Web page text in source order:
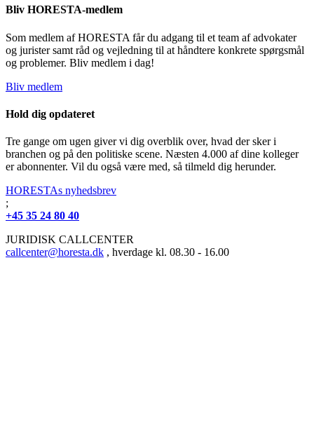
Bliv HORESTA-medlem
Som medlem af HORESTA får du adgang til et team af advokater
og jurister samt råd og vejledning til at håndtere konkrete spørgsmål
og problemer. Bliv medlem i dag!
Bliv medlem
Hold dig opdateret
Tre gange om ugen giver vi dig overblik over, hvad der sker i
branchen og på den politiske scene. Næsten 4.000 af dine kolleger
er abonnenter. Vil du også være med, så tilmeld dig herunder.
HORESTAs nyhedsbrev
;
+45 35 24 80 40
JURIDISK CALLCENTER
callcenter@horesta.dk , hverdage kl. 08.30 - 16.00